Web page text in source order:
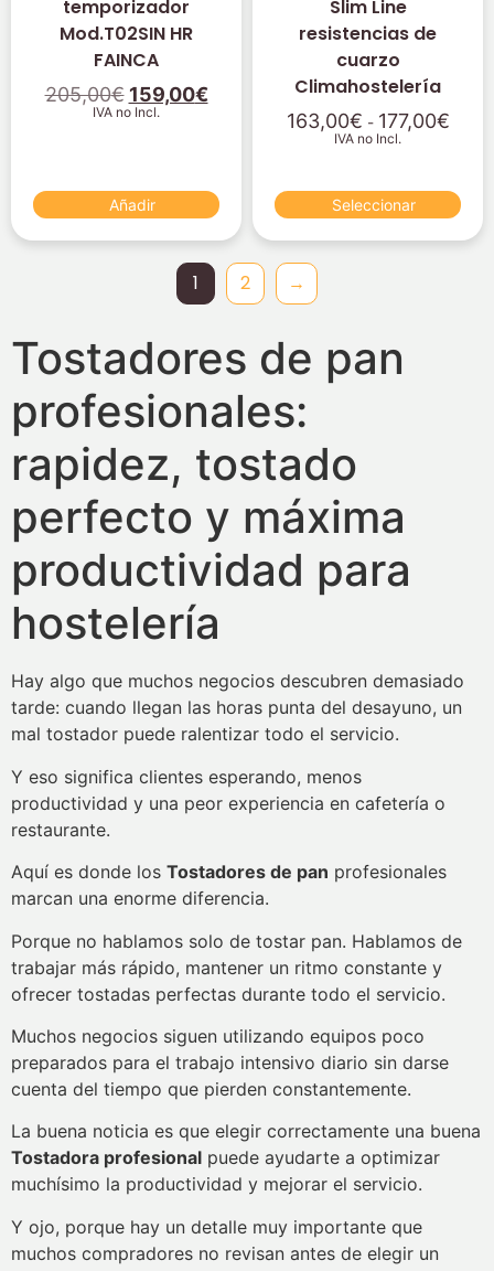
temporizador
Mod.T02SIN HR
FAINCA
205,00€ 159,00€
IVA no Incl.
Añadir
Slim Line
resistencias de
cuarzo
Climahostelería
163,00€ - 177,00€
IVA no Incl.
Seleccionar
1 2 →
Tostadores de pan
profesionales:
rapidez, tostado
perfecto y máxima
productividad para
hostelería
Hay algo que muchos negocios descubren demasiado
tarde: cuando llegan las horas punta del desayuno, un
mal tostador puede ralentizar todo el servicio.
Y eso significa clientes esperando, menos
productividad y una peor experiencia en cafetería o
restaurante.
Aquí es donde los Tostadores de pan profesionales
marcan una enorme diferencia.
Porque no hablamos solo de tostar pan. Hablamos de
trabajar más rápido, mantener un ritmo constante y
ofrecer tostadas perfectas durante todo el servicio.
Muchos negocios siguen utilizando equipos poco
preparados para el trabajo intensivo diario sin darse
cuenta del tiempo que pierden constantemente.
La buena noticia es que elegir correctamente una buena
Tostadora profesional puede ayudarte a optimizar
muchísimo la productividad y mejorar el servicio.
Y ojo, porque hay un detalle muy importante que
muchos compradores no revisan antes de elegir un